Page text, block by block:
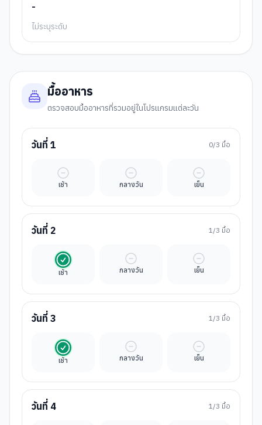
-
ไม่ระบุระดับ
มื้ออาหาร
ตรวจสอบมื้ออาหารที่รวมอยู่ในโปรแกรมแต่ละวัน
วันที่ 1 0/3 มื้อ
เช้า
มื้ออิสระ
กลางวัน
มื้ออิสระ
เย็น
มื้ออิสระ
วันที่ 2 1/3 มื้อ
เช้า
รวมในค่าทัวร์
กลางวัน
มื้ออิสระ
เย็น
มื้ออิสระ
วันที่ 3 1/3 มื้อ
เช้า
รวมในค่าทัวร์
กลางวัน
มื้ออิสระ
เย็น
มื้ออิสระ
วันที่ 4 1/3 มื้อ